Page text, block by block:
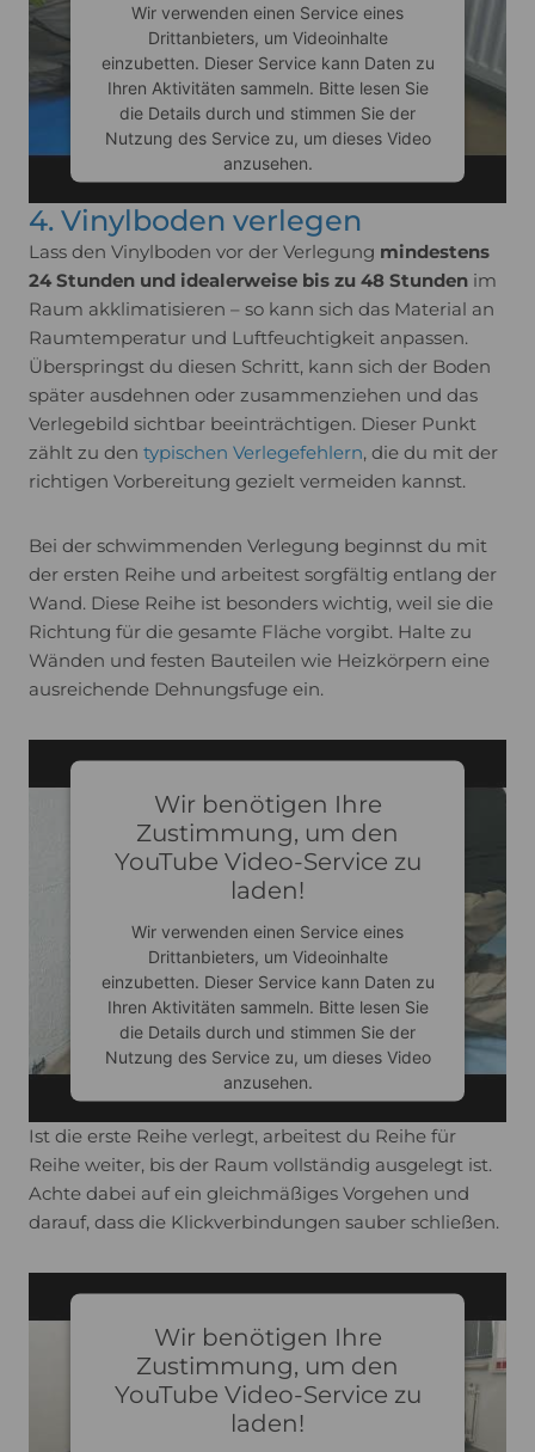
Wir verwenden einen Service eines
Drittanbieters, um Videoinhalte
einzubetten. Dieser Service kann Daten zu
Ihren Aktivitäten sammeln. Bitte lesen Sie
die Details durch und stimmen Sie der
Nutzung des Service zu, um dieses Video
anzusehen.
Mehr Informationen
Akzeptieren
powered byUsercentrics Consent
Management Platform
4. Vinylboden verlegen
Lass den Vinylboden vor der Verlegung mindestens
24 Stunden und idealerweise bis zu 48 Stunden im
Raum akklimatisieren – so kann sich das Material an
Raumtemperatur und Luftfeuchtigkeit anpassen.
Überspringst du diesen Schritt, kann sich der Boden
später ausdehnen oder zusammenziehen und das
Verlegebild sichtbar beeinträchtigen. Dieser Punkt
zählt zu den typischen Verlegefehlern, die du mit der
richtigen Vorbereitung gezielt vermeiden kannst.
Bei der schwimmenden Verlegung beginnst du mit
der ersten Reihe und arbeitest sorgfältig entlang der
Wand. Diese Reihe ist besonders wichtig, weil sie die
Richtung für die gesamte Fläche vorgibt. Halte zu
Wänden und festen Bauteilen wie Heizkörpern eine
ausreichende Dehnungsfuge ein.
Wir benötigen Ihre
Zustimmung, um den
YouTube Video-Service zu
laden!
Wir verwenden einen Service eines
Drittanbieters, um Videoinhalte
einzubetten. Dieser Service kann Daten zu
Ihren Aktivitäten sammeln. Bitte lesen Sie
die Details durch und stimmen Sie der
Nutzung des Service zu, um dieses Video
anzusehen.
Mehr Informationen
Akzeptieren
powered byUsercentrics Consent
Management Platform
Ist die erste Reihe verlegt, arbeitest du Reihe für
Reihe weiter, bis der Raum vollständig ausgelegt ist.
Achte dabei auf ein gleichmäßiges Vorgehen und
darauf, dass die Klickverbindungen sauber schließen.
Wir benötigen Ihre
Zustimmung, um den
YouTube Video-Service zu
laden!